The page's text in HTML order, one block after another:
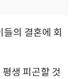
의 결혼에 회
생 피곤할 것